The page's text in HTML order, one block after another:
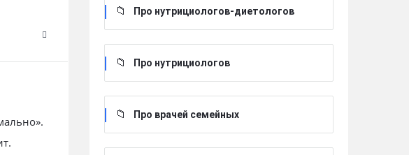
Про нутрициологов-диетологов
Про нутрициологов
Про врачей семейных